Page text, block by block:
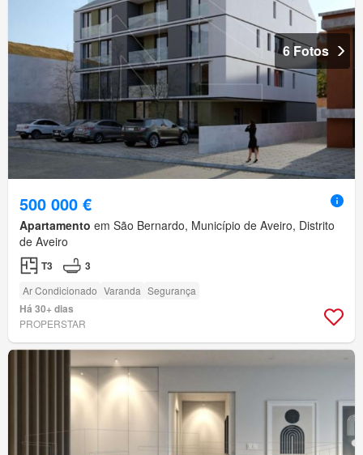
6 Fotos
500 000 €
Apartamento em São Bernardo, Município de Aveiro, Distrito
de Aveiro
T3 3
Ar Condicionado Varanda Segurança
Há 30+ dias
PROPERSTAR